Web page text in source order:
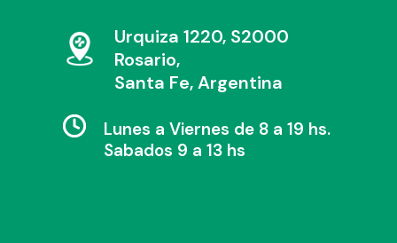
Urquiza 1220, S2000
Rosario,
Santa Fe, Argentina
Lunes a Viernes de 8 a 19 hs.
Sabados 9 a 13 hs